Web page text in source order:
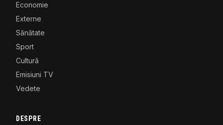
Economie
Externe
Sănătate
Sport
Cultură
Emisiuni TV
Vedete
DESPRE